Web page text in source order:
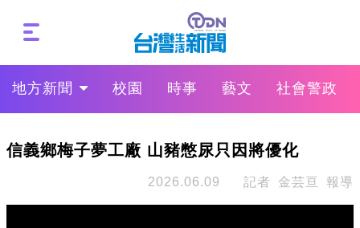
地方新聞 校園 時事 藝文 社會警政
信義鄉梅子夢工廠 山豬憋尿只因將優化
2026.06.09 記者 金芸亘 報導